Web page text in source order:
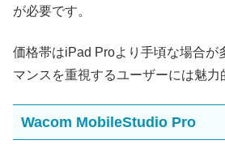
が必要です。
価格帯はiPad Proより手頃な場合が
マンスを重視するユーザーには魅力
Wacom MobileStudio Pro